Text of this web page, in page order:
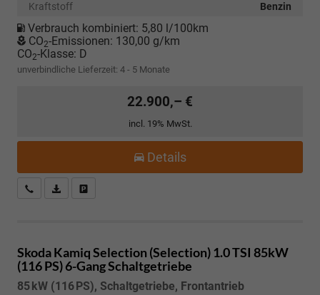
Kraftstoff
Benzin
Verbrauch kombiniert: 5,80 l/100km
CO2-Emissionen: 130,00 g/km
CO2-Klasse: D
unverbindliche Lieferzeit: 4 - 5 Monate
22.900,– €
incl. 19% MwSt.
Details
Kostenloser Rückruf-Service
PDF-Datei, Fahrzeugexposé drucken
Skoda KamiqSelection (Selection) 1.0 TSI 85kW
(116 PS) 6-Gang Schaltgetriebe
85 kW (116 PS), Schaltgetriebe, Frontantrieb